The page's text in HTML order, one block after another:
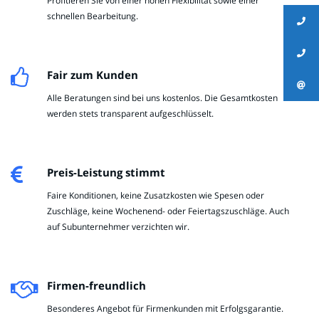
schnellen Bearbeitung.
Fair zum Kunden
Alle Beratungen sind bei uns kostenlos. Die Gesamtkosten
werden stets transparent aufgeschlüsselt.
Preis-Leistung stimmt
Faire Konditionen, keine Zusatzkosten wie Spesen oder
Zuschläge, keine Wochenend- oder Feiertagszuschläge. Auch
auf Subunternehmer verzichten wir.
Firmen-freundlich
Besonderes Angebot für Firmenkunden mit Erfolgsgarantie.